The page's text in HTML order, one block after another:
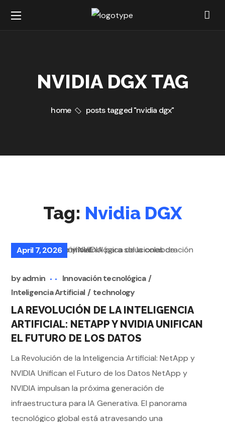
NVIDIA DGX TAG
home posts tagged "nvidia dgx"
Tag: Nvidia DGX
April 7, 2026
byadmin
Innovación tecnológica
Inteligencia Artificial
technology
LA REVOLUCIÓN DE LA INTELIGENCIA
ARTIFICIAL: NETAPP Y NVIDIA UNIFICAN
EL FUTURO DE LOS DATOS
La Revolución de la Inteligencia Artificial: NetApp y
NVIDIA Unifican el Futuro de los Datos NetApp y
NVIDIA impulsan la próxima generación de
infraestructura para IA Generativa. El panorama
tecnológico global está atravesando una